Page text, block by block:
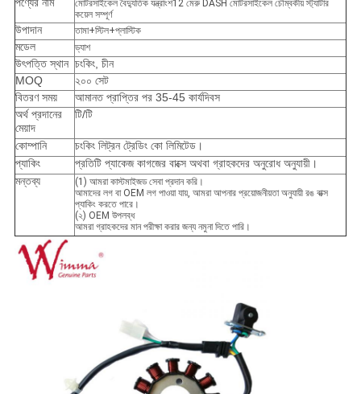
পণ্যের নাম
মোটরসাইকেল বৈদ্যুতিক যন্ত্রাংশ12 মেরু DASH মোটরসাইকেল চৌম্বকীয় স্ট্যাটার
কয়েল সম্পূর্ণ
উপাদান তামা+স্টিল+প্লাস্টিক
মডেল ড্যাশ
উৎপত্তি স্থান চংকিং, চীন
MOQ
২০০ সেট
বিতরণ সময়
আমানত প্রাপ্তির পর 35-45 কার্যদিবস
অর্থ প্রদানের
মেয়াদ
টি/টি
কোম্পানি
চংকিং লিট্রন ট্রেডিং কো লিমিটেড।
প্যাকিং
প্রতিটি প্যাকেজ কাগজের বাক্সে অথবা গ্রাহকদের অনুরোধ অনুযায়ী।
মন্তব্য
(1) আমরা কাস্টমাইজড সেবা প্রদান করি।
আমাদের লগ বা OEM লগ পাওয়া যায়, আমরা আপনার প্রয়োজনীয়তা অনুযায়ী রঙ বাক্স
প্যাকিং করতে পারে।
(২) OEM উপলব্ধ
আমরা গ্রাহকদের মান পরীক্ষা করার জন্য নমুনা দিতে পারি।